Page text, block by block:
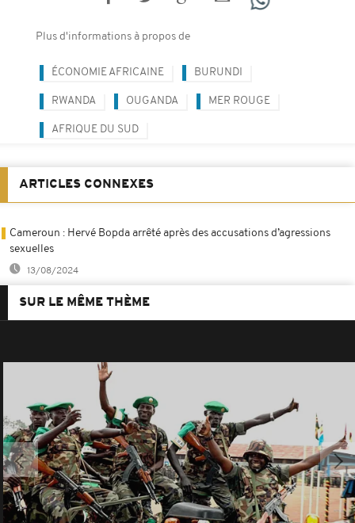
Plus d'informations à propos de
ÉCONOMIE AFRICAINE BURUNDI
RWANDA OUGANDA MER ROUGE
AFRIQUE DU SUD
ARTICLES CONNEXES
Cameroun : Hervé Bopda arrêté après des accusations d’agressions
sexuelles
13/08/2024
SUR LE MÊME THÈME